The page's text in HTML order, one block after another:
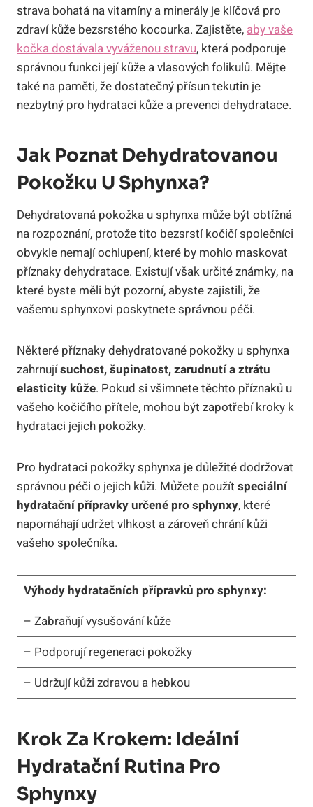
strava bohatá na vitamíny a minerály je klíčová pro
zdraví kůže bezsrstého kocourka. Zajistěte,aby vaše
kočka dostávala vyváženou stravu, která podporuje
správnou funkci její kůže a vlasových folikulů. Mějte
také na paměti, že dostatečný přísun tekutin je
nezbytný pro hydrataci kůže a prevenci dehydratace.
Jak Poznat Dehydratovanou
Pokožku U Sphynxa?
Dehydratovaná pokožka u sphynxa může být obtížná
na rozpoznání, protože tito bezsrstí kočičí společníci
obvykle nemají ochlupení, které by mohlo maskovat
příznaky dehydratace. Existují však určité známky, na
které byste měli být pozorní, abyste zajistili, že
vašemu sphynxovi poskytnete správnou péči.
Některé příznaky dehydratované pokožky u sphynxa
zahrnujísuchost, šupinatost, zarudnutí a ztrátu
elasticity kůže. Pokud si všimnete těchto příznaků u
vašeho kočičího přítele, mohou být zapotřebí kroky k
hydrataci jejich pokožky.
Pro hydrataci pokožky sphynxa je důležité dodržovat
správnou péči o jejich kůži. Můžete použít speciální
hydratační přípravky určené pro sphynxy, které
napomáhají udržet vlhkost a zároveň chrání kůži
vašeho společníka.
Výhody hydratačních přípravků pro sphynxy:
– Zabraňují vysušování kůže
– Podporují regeneraci pokožky
– Udržují kůži zdravou a hebkou
Krok Za Krokem: Ideální
Hydratační Rutina Pro
Sphynxy